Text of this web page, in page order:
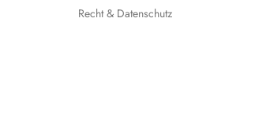
Recht & Datenschutz